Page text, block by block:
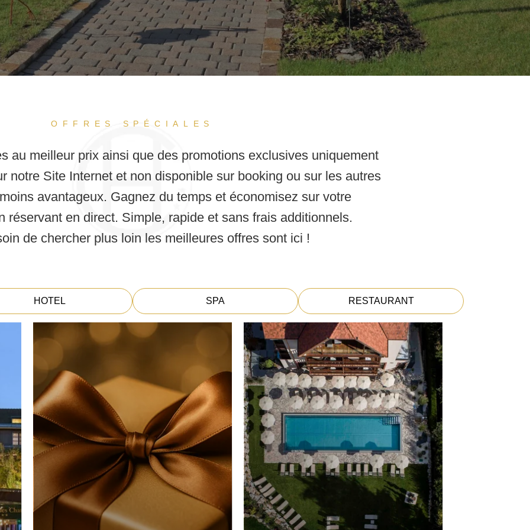
OFFRES SPÉCIALES
au meilleur prix ainsi que des promotions exclusivesuniquement
notre Site Internet et non disponible sur booking ou sur les autres
avantageux. Gagnez du temps et économisez sur votre
réservant en direct. Simple, rapide et sans frais additionnels.
de chercher plus loin les meilleures offres sont ici !
HOTEL SPA RESTAURANT